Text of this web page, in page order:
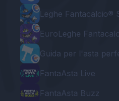
Leghe Fantacalcio®
EuroLeghe
Guida per l'asta
FantaAsta Live
FantaAsta Buzz